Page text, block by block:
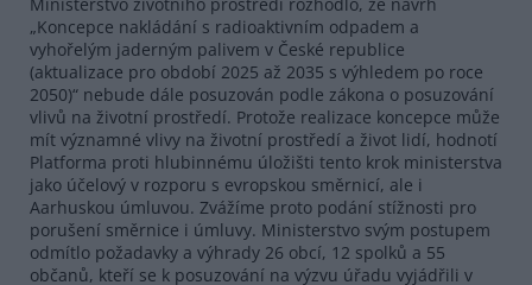
„Koncepce nakládání s radioaktivním odpadem a
vyhořelým jaderným palivem v České republice
(aktualizace pro období 2025 až 2035 s výhledem po roce
2050)“ nebude dále posuzován podle zákona o posuzování
vlivů na životní prostředí. Protože realizace koncepce může
mít významné vlivy na životní prostředí a život lidí, hodnotí
Platforma proti hlubinnému úložišti tento krok ministerstva
jako účelový v rozporu s evropskou směrnicí, ale i
Aarhuskou úmluvou. Zvážíme proto podání stížnosti pro
porušení směrnice i úmluvy. Ministerstvo svým postupem
odmítlo požadavky a výhrady 26 obcí, 12 spolků a 55
občanů, kteří se k posuzování na výzvu úřadu vyjádřili v